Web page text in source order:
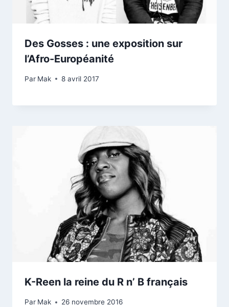
Des Gosses : une exposition sur
l’Afro-Européanité
Par Mak 8 avril 2017
K-Reen la reine du R n’ B français
Par Mak 26 novembre 2016